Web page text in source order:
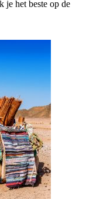
je het beste op de